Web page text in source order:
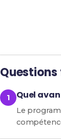
Quel
Le